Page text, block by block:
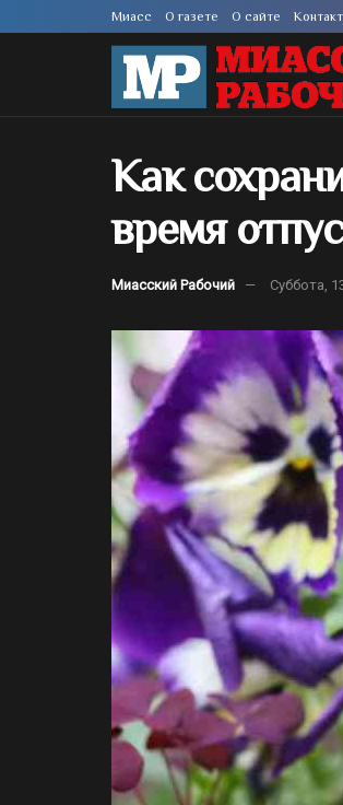
Миасс О газете О сайте
Как
время
Миасский Рабочий Суббота,